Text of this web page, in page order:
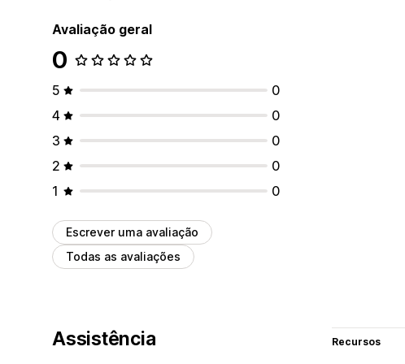
Avaliação geral
0
5
0
4
0
3
0
2
0
1
0
Escrever uma avaliação
Todas as avaliações
Assistência Recursos